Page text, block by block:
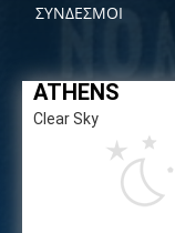
ΣΥΝΔΕΣΜΟΙ
ATHENS
Clear Sky